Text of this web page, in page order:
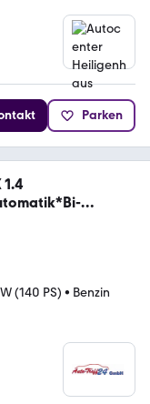
Parken
(140 PS) • Benzin